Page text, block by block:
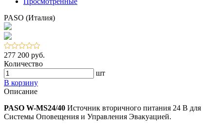
PASO (Италия)
277 200 руб.
Количество
шт
В корзину
Описание
PASO W-MS24/40 Источник вторичного питания 24 В для
Системы Оповещения и Управления Эвакуацией.